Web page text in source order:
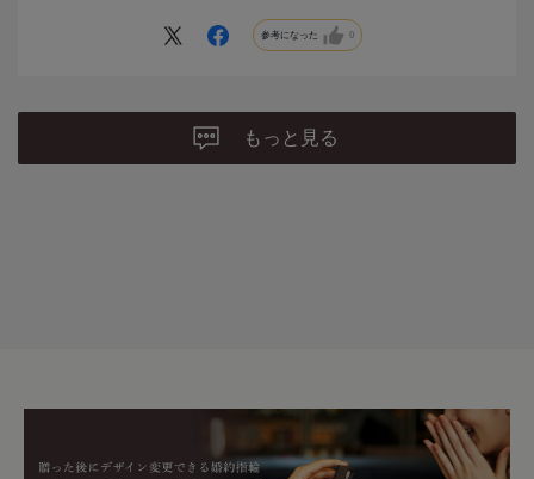
参考になった 0
もっと見る